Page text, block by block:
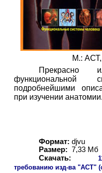
М.: АСТ,
Прекрасно
подробнейшими
при изучении анатомии.
Формат: djvu
Размер: 7,33 Мб
Скачать:
требованию изд-ва "АСТ"